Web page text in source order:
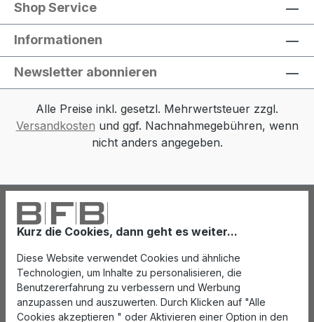
Kurz die Cookies, dann geht es weiter...
Diese Website verwendet Cookies und ähnliche
Technologien, um Inhalte zu personalisieren, die
Benutzererfahrung zu verbessern und Werbung
anzupassen und auszuwerten. Durch Klicken auf "Alle
Cookies akzeptieren " oder Aktivieren einer Option in den
Shop Service
Informationen
Newsletter abonnieren
Alle Preise inkl. gesetzl. Mehrwertsteuer zzgl.
Versandkosten und ggf. Nachnahmegebühren, wenn
nicht anders angegeben.